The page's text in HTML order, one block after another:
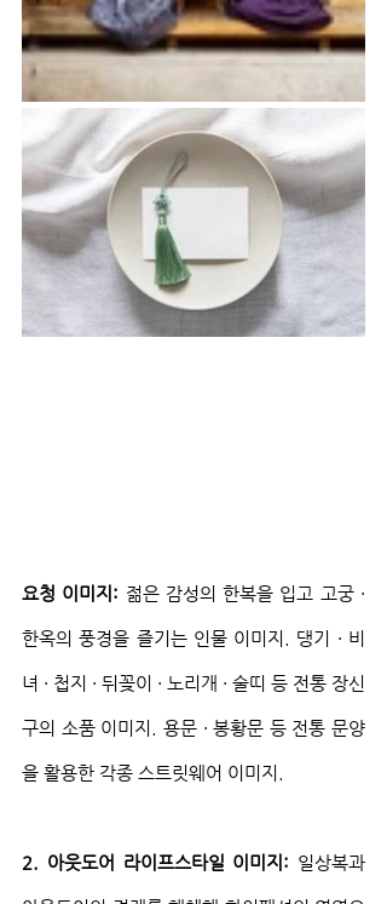
요청 이미지: 젊은 감성의 한복을 입고 고궁 ·
한옥의 풍경을 즐기는 인물 이미지. 댕기 · 비
녀 · 첩지 · 뒤꽂이 · 노리개 · 술띠 등 전통 장신
구의 소품 이미지. 용문 · 봉황문 등 전통 문양
을 활용한 각종 스트릿웨어 이미지.
2. 아웃도어 라이프스타일 이미지: 일상복과